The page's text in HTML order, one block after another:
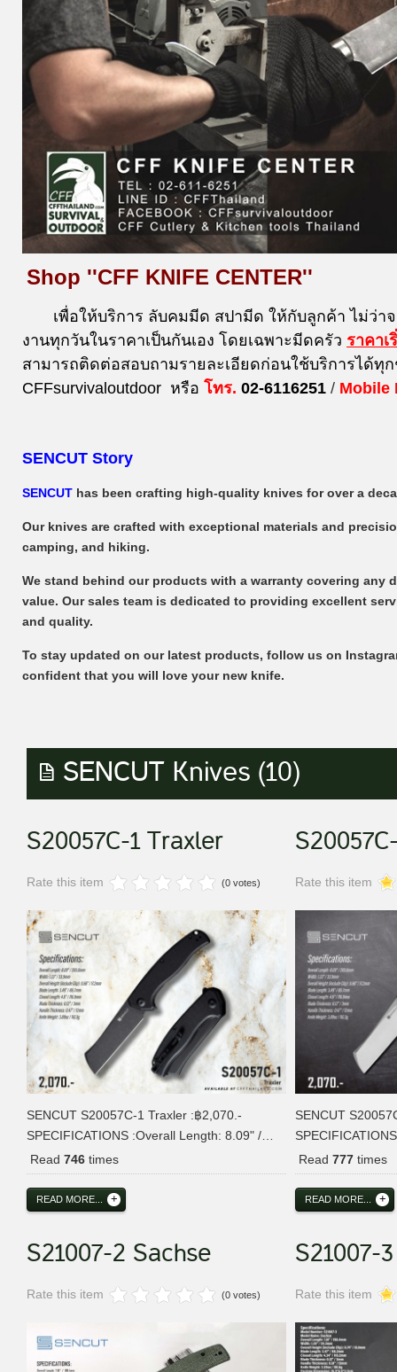
Shop ''CFF KNIFE CENTER''
เพื่อให้บริการ ลับคมมีด สปามีด ให้กับลูกค้า ไม่ว่
งานทุกวันในราคาเป็นกันเอง โดยเฉพาะมีดครัว ราคาเ
สามารถติดต่อสอบถามรายละเอียดก่อนใช้บริการได้ทุ
CFFsurvivaloutdoor หรือ โทร. 02-6116251 / Mobile
SENCUT Story
SENCUT has been crafting high-quality knives for over a
Our knives are crafted with exceptional materials and
camping, and hiking.
We stand behind our products with a warranty covering any
value. Our sales team is dedicated to providing excellent
and quality.
To stay updated on our latest products, follow us on
confident that you will love your new knife.
SENCUT Knives (10)
S20057C-1 Traxler
Rate this item (0 votes)
SENCUT S20057C-1 Traxler :฿2,070.-
SPECIFICATIONS :Overall Length: 8.09" /…
Read 746 times
READ MORE...
Rate this item
SENCUT
Read777 times
READ MORE...
S21007-2 Sachse
Rate this item (0 votes)
S21007-
Rate this item